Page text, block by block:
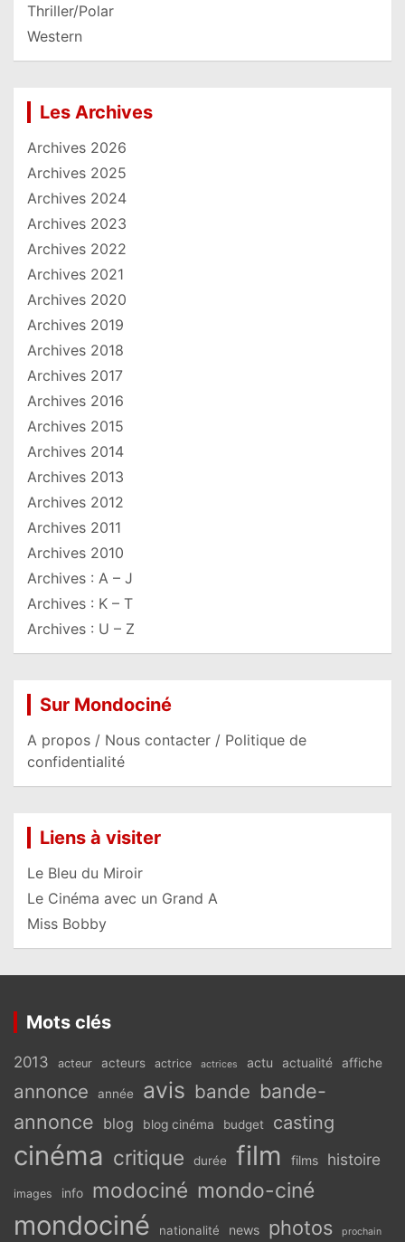
Thriller/Polar
Western
Les Archives
Archives 2026
Archives 2025
Archives 2024
Archives 2023
Archives 2022
Archives 2021
Archives 2020
Archives 2019
Archives 2018
Archives 2017
Archives 2016
Archives 2015
Archives 2014
Archives 2013
Archives 2012
Archives 2011
Archives 2010
Archives : A – J
Archives : K – T
Archives : U – Z
Sur Mondociné
A propos / Nous contacter / Politique de
confidentialité
Liens à visiter
Le Bleu du Miroir
Le Cinéma avec un Grand A
Miss Bobby
Mots clés
2013 acteur acteurs actrice actrices actu actualité affiche
annonce année avis bande bande-
annonce blog blog cinéma budget casting
cinéma critique durée film films histoire
images info modociné mondo-ciné
mondociné nationalité news photos prochain